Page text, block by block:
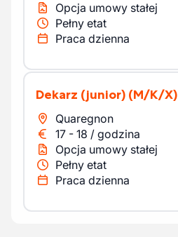
Opcja umowy stałej
Pełny etat
Praca dzienna
Dekarz (junior) (M/K/X)
Quaregnon
17 - 18 / godzina
Opcja umowy stałej
Pełny etat
Praca dzienna